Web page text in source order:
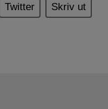
Twitter Skriv ut